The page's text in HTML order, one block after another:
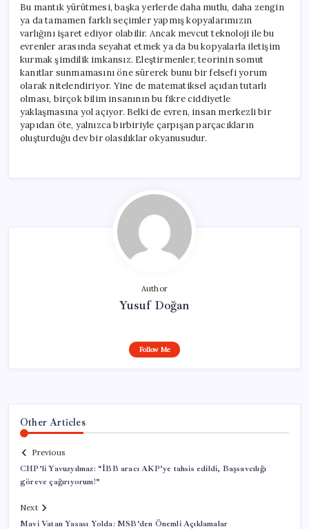
Bu mantık yürütmesi, başka yerlerde daha mutlu, daha zengin
ya da tamamen farklı seçimler yapmış kopyalarımızın
varlığını işaret ediyor olabilir. Ancak mevcut teknoloji ile bu
evrenler arasında seyahat etmek ya da bu kopyalarla iletişim
kurmak şimdilik imkansız. Eleştirmenler, teorinin somut
kanıtlar sunmamasını öne sürerek bunu bir felsefi yorum
olarak nitelendiriyor. Yine de matematiksel açıdan tutarlı
olması, birçok bilim insanının bu fikre ciddiyetle
yaklaşmasına yol açıyor. Belki de evren, insan merkezli bir
yapıdan öte, yalnızca birbiriyle çarpışan parçacıkların
oluşturduğu dev bir olasılıklar okyanusudur.
Author
Yusuf Doğan
Follow Me
Other Articles
Previous
CHP’li Yavuzyılmaz: “İBB aracı AKP’ye tahsis edildi, Başsavcılığı
göreve çağırıyorum!”
Next
Mavi Vatan Yasası Yolda: MSB’den Önemli Açıklamalar